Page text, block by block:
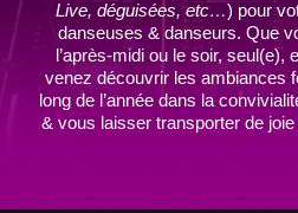
Live, déguisées, etc…) pour
danseuses & danseurs. Que
l’après-midi ou le soir, seul(e),
venez découvrir les ambiances
long de l’année dans la
& vous laisser transporter de